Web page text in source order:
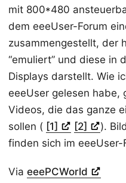
mit 800*480
dem eeeUser-Forum
zusammengestellt, der
“emuliert” und diese in
Displays darstellt. Wie
eeeUser gelesen
Videos, die das ganze
sollen ( [1] [2]
).
finden sich im eeeUser-
Via eeePCWorld